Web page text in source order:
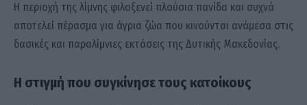
Η περιοχή της λίμνης φιλοξενεί πλούσια πανίδα και συχνά
αποτελεί πέρασμα για άγρια ζώα που κινούνται ανάμεσα στις
δασικές και παραλίμνιες εκτάσεις της Δυτικής Μακεδονίας.
Η στιγμή που συγκίνησε τους κατοίκους